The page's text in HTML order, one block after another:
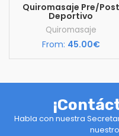
Quiromasaje Pre/Post
Deportivo
Quiromasaje
From: 45.00€
Habla con nuestra